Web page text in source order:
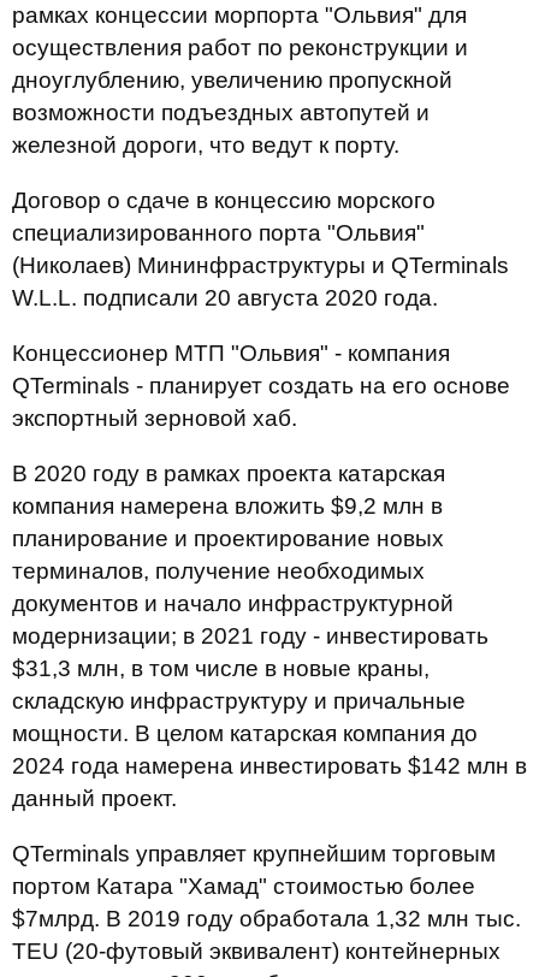
рамках концессии морпорта "Ольвия" для
осуществления работ по реконструкции и
дноуглублению, увеличению пропускной
возможности подъездных автопутей и
железной дороги, что ведут к порту.
Договор о сдаче в концессию морского
специализированного порта "Ольвия"
(Николаев) Мининфраструктуры и QTerminals
W.L.L. подписали 20 августа 2020 года.
Концессионер МТП "Ольвия" - компания
QTerminals - планирует создать на его основе
экспортный зерновой хаб.
В 2020 году в рамках проекта катарская
компания намерена вложить $9,2 млн в
планирование и проектирование новых
терминалов, получение необходимых
документов и начало инфраструктурной
модернизации; в 2021 году - инвестировать
$31,3 млн, в том числе в новые краны,
складскую инфраструктуру и причальные
мощности. В целом катарская компания до
2024 года намерена инвестировать $142 млн в
данный проект.
QTerminals управляет крупнейшим торговым
портом Катара "Хамад" стоимостью более
$7млрд. В 2019 году обработала 1,32 млн тыс.
TEU (20-футовый эквивалент) контейнерных